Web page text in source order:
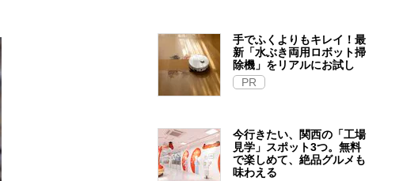
手でふくよりもキレイ！最
新「水ぶき両用ロボット掃
除機」をリアルにお試し
PR
今行きたい、関西の「工場
見学」スポット3つ。無料
で楽しめて、絶品グルメも
味わえる